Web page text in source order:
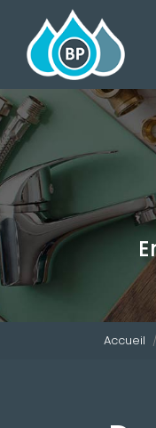
contenu
principal
Accueil